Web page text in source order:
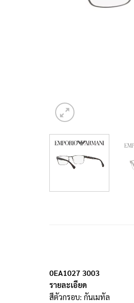
0EA1027 3003
รายละเอียด
สีตัวกรอบ: กันเมทัล